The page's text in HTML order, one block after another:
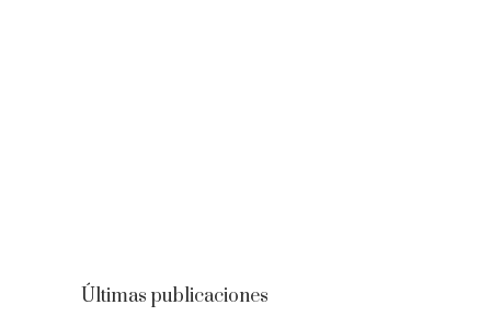
Últimas publicaciones